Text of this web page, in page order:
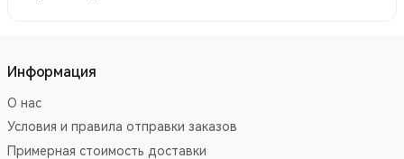
Информация
О нас
Условия и правила отправки заказов
Примерная стоимость доставки